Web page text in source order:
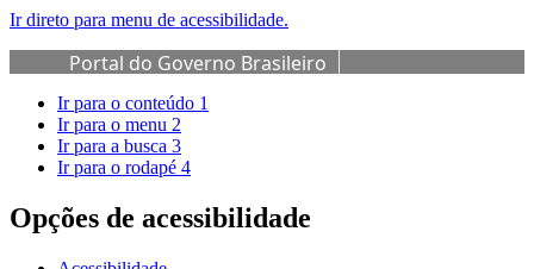
Ir direto para menu de acessibilidade.
Portal do Governo Brasileiro
Ir para o conteúdo 1
Ir para o menu 2
Ir para a busca 3
Ir para o rodapé 4
Opções de acessibilidade